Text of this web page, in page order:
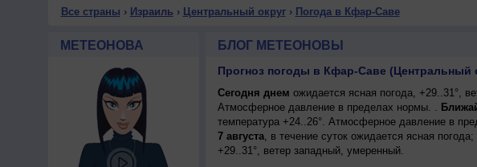
Все страны › Израиль › Центральный округ› Погода в Кфар-Саве
МЕТЕОНОВА БЛОГ МЕТЕОНОВЫ
Прогноз погоды в Кфар-Саве (Центральный
Сегодня днем ожидается ясная погода, +29..31°,
Атмосферное давление в пределах нормы. .
температура +24..26°. Атмосферное давление в
7 августа, в течение суток ожидается ясная
+29..31°, ветер западный, умеренный.